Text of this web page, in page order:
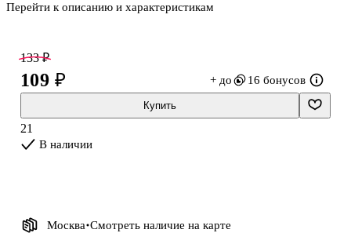
Перейти к описанию и характеристикам
133 ₽
109 ₽ + до 16 бонусов
Купить
21
В наличии
Москва Смотреть наличие на карте